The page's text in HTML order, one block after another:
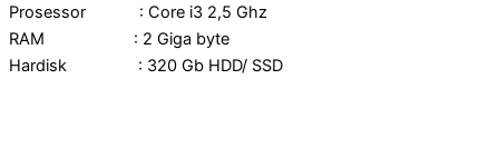
Prosessor : Core i3 2,5 Ghz
RAM : 2 Giga byte
Hardisk : 320 Gb HDD/ SSD